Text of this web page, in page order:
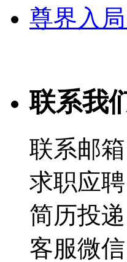
尊界入
联系我
联系邮
求职应
简历投递
客服微